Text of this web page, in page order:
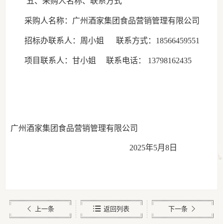
采购人名称： 广州酒家集团食品营销管理有限公司
招标办联系人： 周小姐 联系方式： 18566459551
项目联系人： 甘小姐 联系电话： 13798162435
广州酒家集团食品营销管理有限公司
2025年5月 8 日
上一条 返回列表 下一条